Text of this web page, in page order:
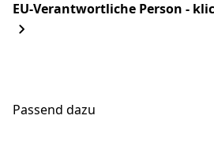
EU-Verantwortliche Person -
Passend dazu